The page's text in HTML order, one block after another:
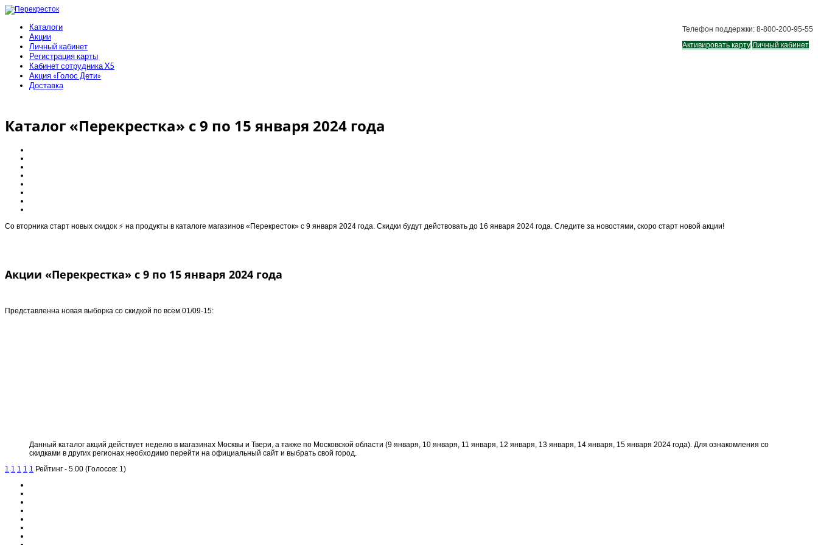
Телефон поддержки: 8-800-200-95-55
Активировать карту Личный кабинет
Каталоги
Акции
Личный кабинет
Регистрация карты
Кабинет сотрудника X5
Акция «Голос Дети»
Доставка
Каталог «Перекрестка» с 9 по 15 января 2024 года
Cо вторника старт новыx скидок ⚡️ на продукты в каталоге магазинов «Перекресток» с 9 января 2024 года. Скидки будут действовать до 16 января 2024 года. Следите за новостями, скоро старт новой акции!
Акции «Перекрестка» с 9 по 15 января 2024 года
Представленна новая выборка со скидкой по всем 01/09-15:
Данный каталог акций действует неделю в магазинах Москвы и Твери, а также по Московской области (9 января, 10 января, 11 января, 12 января, 13 января, 14 января, 15 января 2024 года). Для ознакомления со
скидками в других регионах необходимо перейти на официальный сайт и выбрать свой город.
1 1 1 1 1 Рейтинг - 5.00 (Голосов: 1)